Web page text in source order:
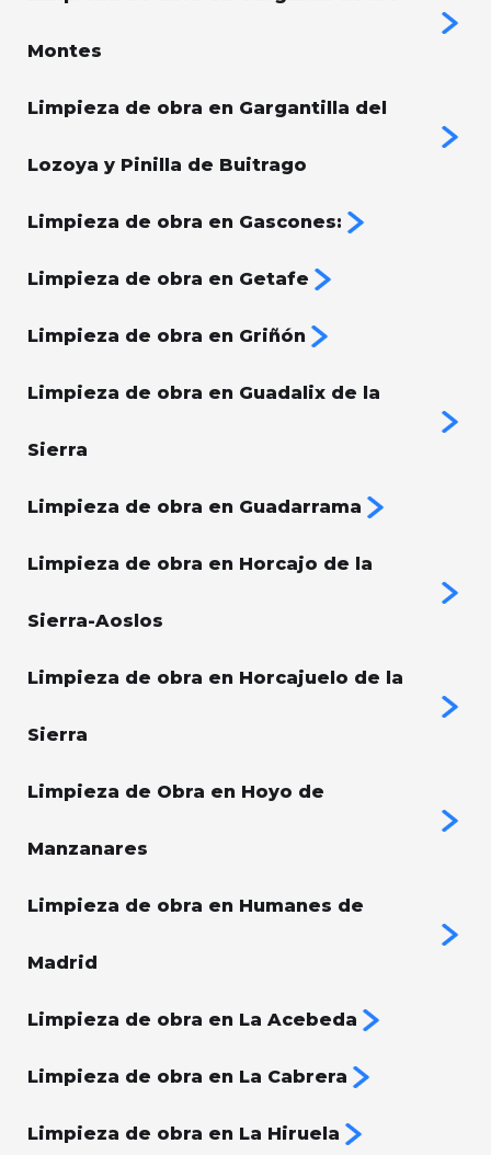
Montes
Limpieza de obra en Gargantilla del
Lozoya y Pinilla de Buitrago
Limpieza de obra en Gascones:
Limpieza de obra en Getafe
Limpieza de obra en Griñón
Limpieza de obra en Guadalix de la
Sierra
Limpieza de obra en Guadarrama
Limpieza de obra en Horcajo de la
Sierra-Aoslos
Limpieza de obra en Horcajuelo de la
Sierra
Limpieza de Obra en Hoyo de
Manzanares
Limpieza de obra en Humanes de
Madrid
Limpieza de obra en La Acebeda
Limpieza de obra en La Cabrera
Limpieza de obra en La Hiruela